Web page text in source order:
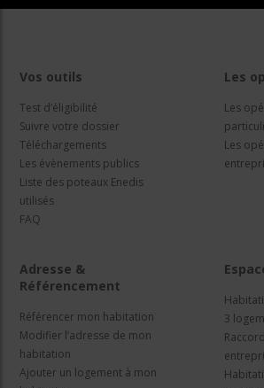
Vos outils
Test d’éligibilité
Suivre votre dossier
Téléchargements
Les évènements publics
Liste des poteaux Enedis
utilisés
FAQ
Les
Les
Les
Adresse &
Référencement
Référencer mon habitation
Modifier l’adresse de mon
habitation
Ajouter un logement à mon
3